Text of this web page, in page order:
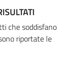
che soddisfano
riportate le